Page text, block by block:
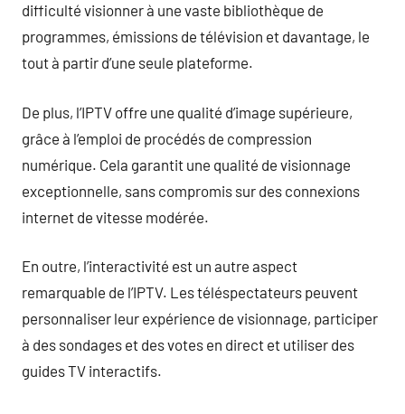
difficulté visionner à une vaste bibliothèque de
programmes, émissions de télévision et davantage, le
tout à partir d’une seule plateforme.
De plus, l’IPTV offre une qualité d’image supérieure,
grâce à l’emploi de procédés de compression
numérique. Cela garantit une qualité de visionnage
exceptionnelle, sans compromis sur des connexions
internet de vitesse modérée.
En outre, l’interactivité est un autre aspect
remarquable de l’IPTV. Les téléspectateurs peuvent
personnaliser leur expérience de visionnage, participer
à des sondages et des votes en direct et utiliser des
guides TV interactifs.